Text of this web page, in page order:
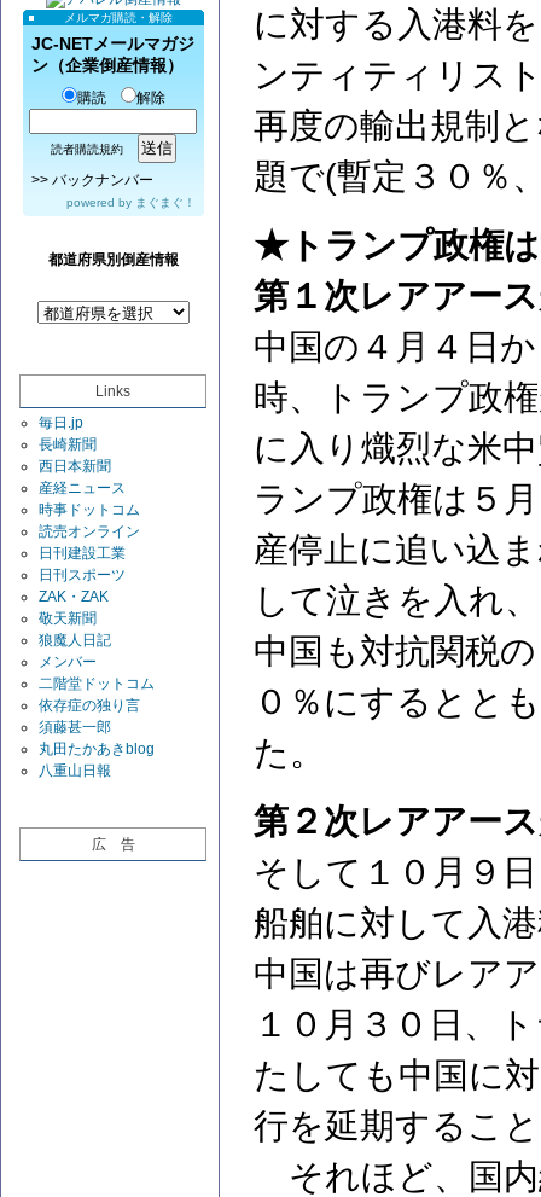
メルマガ購読・解除
JC-NETメールマガジ
ン（企業倒産情報）
購読 解除
読者購読規約
>> バックナンバー
powered by まぐまぐ！
都道府県別倒産情報
Links
毎日.jp
長崎新聞
西日本新聞
産経ニュース
時事ドットコム
読売オンライン
日刊建設工業
日刊スポーツ
ZAK・ZAK
敬天新聞
狼魔人日記
メンバー
二階堂ドットコム
依存症の独り言
須藤甚一郎
丸田たかあきblog
八重山日報
広 告
に対する入港料
ンティティリス
再度の輸出規制
題で(暫定３０％
★トランプ政権
第１次レアアー
中国の４月４日
時、トランプ政
に入り熾烈な米
ランプ政権は５
産停止に追い込
して泣きを入れ
中国も対抗関税
０％にするとと
た。
第２次レアアー
そして１０月９
船舶に対して入
中国は再びレア
１０月３０日、
たしても中国に
行を延期するこ
それほど、国内